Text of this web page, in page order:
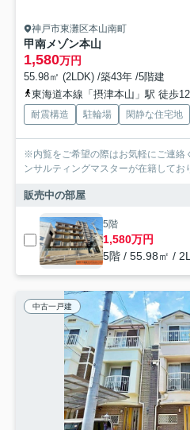
神戸市東灘区本山南町
甲南メゾン本山
1,580万円
55.98㎡ (2LDK) /築43年 /5階建
東海道本線「摂津本山」駅 徒歩
耐震構造 駐輪場 閑静な住宅地
※内覧をご希望の際はお気軽にご連絡ください。 弊社に
ンサルティングマスターが在籍してお
販売中の部屋
5階
1,580万円
5階 / 55.98㎡ /
中古一戸建